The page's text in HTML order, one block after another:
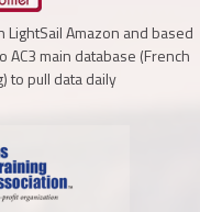
LightSail Amazon and based
AC3 main database (French
to pull data daily.